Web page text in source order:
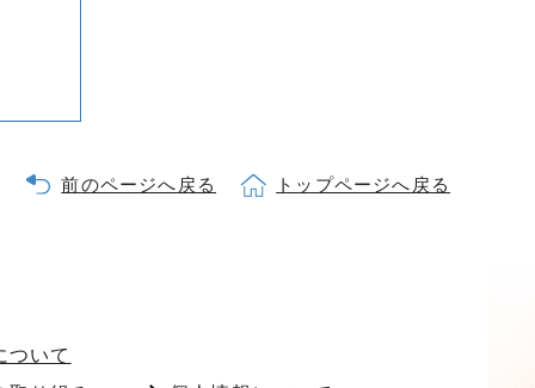
前のページへ戻る トップページへ戻る
ついて